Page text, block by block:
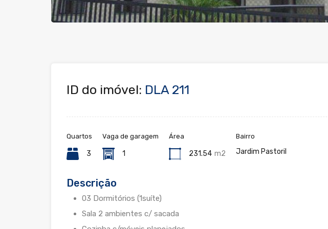
ID do imóvel: DLA 211
Quartos
3
Vaga de garagem
1
Área
231.54 m2
Bairro
Jardim Pastoril
Descrição
03 Dormitórios (1suíte)
Sala 2 ambientes c/ sacada